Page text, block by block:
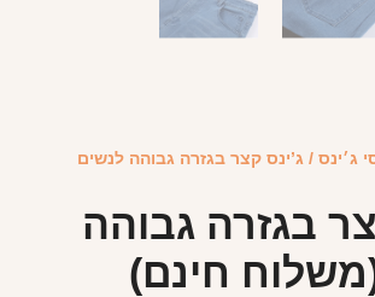
ג׳ינס / ג’ינס קצר בגזרה גבוהה לנשים
בגזרה גבוהה
חינם)